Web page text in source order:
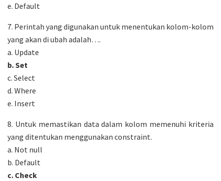
e. Default
7. Perintah yang digunakan untuk menentukan kolom-kolom
yang akan di ubah adalah….
a. Update
b. Set
c. Select
d. Where
e. Insert
8. Untuk memastikan data dalam kolom memenuhi kriteria
yang ditentukan menggunakan constraint.
a. Not null
b. Default
c. Check